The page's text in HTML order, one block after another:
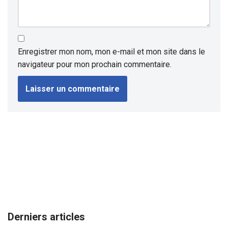
Enregistrer mon nom, mon e-mail et mon site dans le
navigateur pour mon prochain commentaire.
Derniers articles